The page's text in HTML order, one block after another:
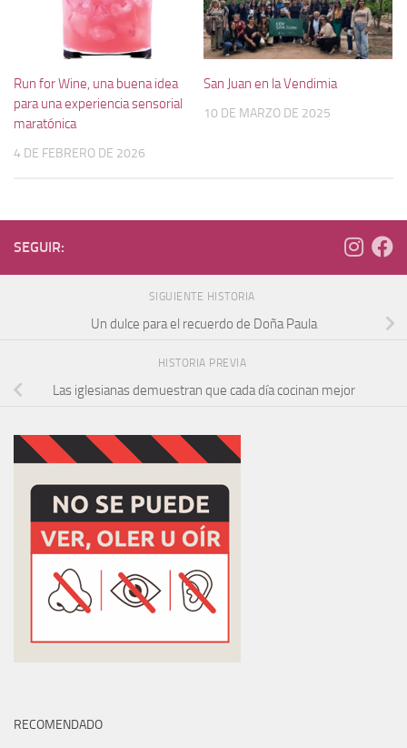
Run for Wine, una buena idea
para una experiencia sensorial
maratónica
4 DE FEBRERO DE 2026
San Juan en la Vendimia
10 DE MARZO DE 2025
SEGUIR:
SIGUIENTE HISTORIA
Un dulce para el recuerdo de Doña Paula
HISTORIA PREVIA
Las iglesianas demuestran que cada día cocinan mejor
RECOMENDADO